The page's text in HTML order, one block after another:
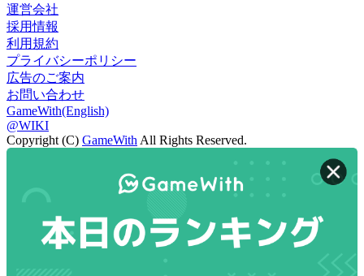
運営会社
採用情報
利用規約
プライバシーポリシー
広告のご案内
お問い合わせ
GameWith(English)
@WIKI
Copyright (C) GameWith All Rights Reserved.